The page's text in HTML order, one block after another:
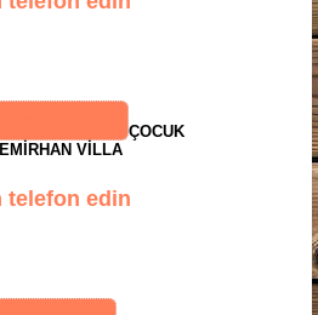
ÇOCUK
VILLA
telefon edin